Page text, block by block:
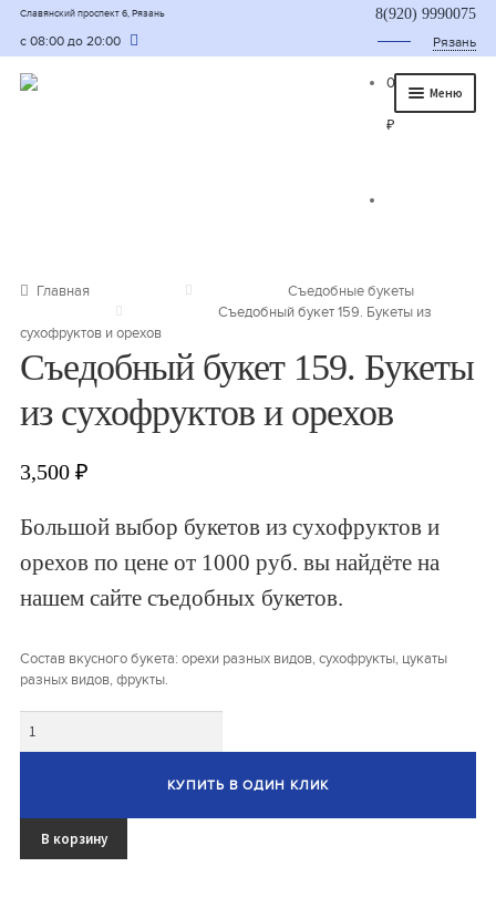
Славянский проспект 6, Рязань
с 08:00 до 20:00
8(920) 9990075
Рязань
Меню
Букет для мужчины
Букет из фруктов и овощей
Сладкие букеты из конфет
Букеты из сухофруктов и орехов
Овощные букеты
Детские букеты
Букеты из раков и рыбы
Доставка
0
₽
Главная
Съедобные букеты
Съедобный букет 159. Букеты из
сухофруктов и орехов
Съедобный букет 159. Букеты
из сухофруктов и орехов
3,500₽
Большой выбор букетов из сухофруктов и
орехов по цене от 1000 руб. вы найдёте на
нашем сайте съедобных букетов.
Состав вкусного букета: орехи разных видов, сухофрукты, цукаты
разных видов, фрукты.
КУПИТЬ В ОДИН КЛИК
В корзину